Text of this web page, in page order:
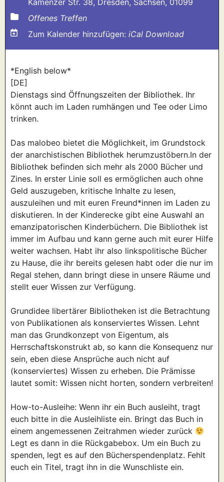
Kamenzer Str. 38, Dresden, Sachsen, 01099
Offenes Treffen
Zum Kalender hinzufügen: iCal Download
*English below*
[DE]
Dienstags sind Öffnungszeiten der Bibliothek. Ihr
könnt auch im Laden rumhängen und Tee oder Limo
trinken.
Das malobeo bietet die Möglichkeit, im Grundstock
der anarchistischen Bibliothek herumzustöbern.In der
Bibliothek befinden sich mehr als 2000 Bücher und
Zines. In erster Linie soll es ermöglichen auch ohne
Geld auszugeben, kritische Inhalte zu lesen,
auszuleihen und mit euren Freund*innen im Laden zu
diskutieren. In der Kinderecke gibt eine Auswahl an
emanzipatorischen Kinderbüchern. Die Bibliothek ist
immer im Aufbau und kann gerne auch mit eurer Hilfe
weiter wachsen. Habt ihr also linkspolitische Bücher
zu Hause, die ihr bereits gelesen habt oder die nur im
Regal stehen, dann bringt diese in unsere Räume und
stellt euer Wissen zur Verfügung.
Grundidee libertärer Bibliotheken ist die Betrachtung
von Publikationen als konserviertes Wissen. Lehnt
man das Grundkonzept von Eigentum, als
Herrschaftskonstrukt ab, so kann die Konsequenz nur
sein, eben diese Ansprüche auch nicht auf
(konserviertes) Wissen zu erheben. Die Prämisse
lautet somit: Wissen nicht horten, sondern verbreiten!
How-to-Ausleihe: Wenn ihr ein Buch ausleiht, tragt
euch bitte in die Ausleihliste ein. Bringt das Buch in
einem angemessenen Zeitrahmen wieder zurück
Legt es dann in die Rückgabebox. Um ein Buch zu
spenden, legt es auf den Bücherspendenplatz. Fehlt
euch ein Titel, tragt ihn in die Wunschliste ein.